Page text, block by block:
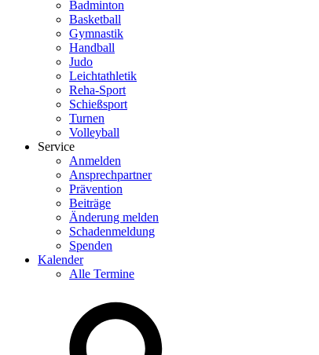
Badminton
Basketball
Gymnastik
Handball
Judo
Leichtathletik
Reha-Sport
Schießsport
Turnen
Volleyball
Service
Anmelden
Ansprechpartner
Prävention
Beiträge
Änderung melden
Schadenmeldung
Spenden
Kalender
Alle Termine